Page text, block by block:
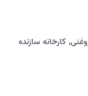
, کارخانه سازنده